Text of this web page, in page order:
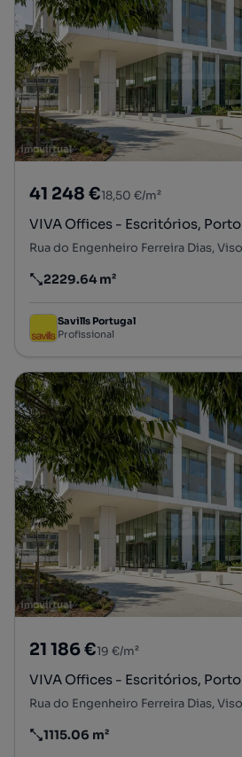
41 248 €18,50 €/m²
VIVA Offices - Escritórios, Porto
Preço por metro quadrado
2229.64 m²
Savills Portugal
Profissional
21 186 €19 €/m²
VIVA Offices - Escritórios, Porto
Preço por metro quadrado
1115.06 m²